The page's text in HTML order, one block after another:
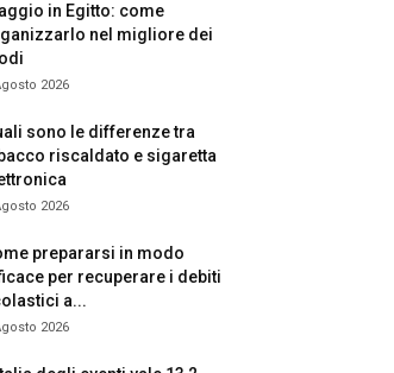
in Egitto: come
nel migliore dei
2026
sono le differenze tra
riscaldato e sigaretta
2026
prepararsi in modo
per recuperare i debiti
a...
2026